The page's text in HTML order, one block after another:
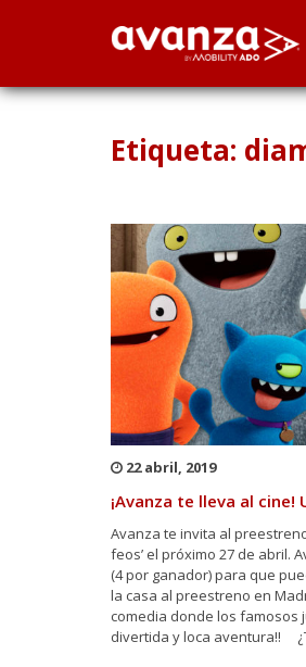
Etiqueta:
22 abril, 2019
¡Avanza te lleva al cine!
Avanza te invita al
feos’ el próximo 27 de abril.
(4 por ganador) para que
la casa al preestreno en
comedia donde los famosos
divertida y loca aventura!!